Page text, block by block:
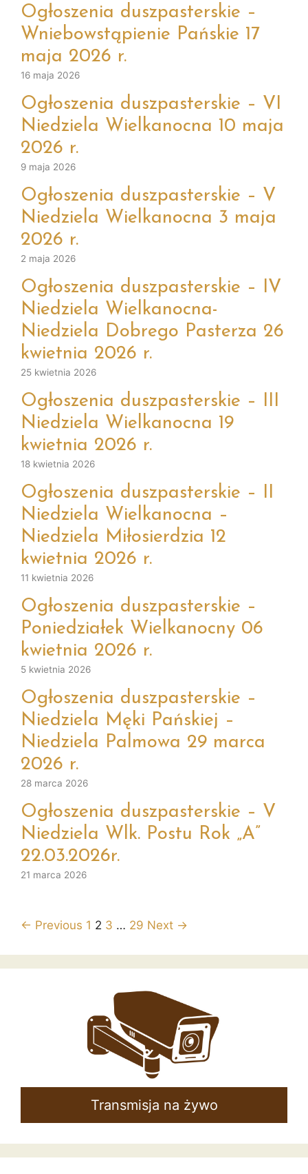
Ogłoszenia duszpasterskie –
Wniebowstąpienie Pańskie 17
maja 2026 r.
16 maja 2026
Ogłoszenia duszpasterskie – VI
Niedziela Wielkanocna 10 maja
2026 r.
9 maja 2026
Ogłoszenia duszpasterskie – V
Niedziela Wielkanocna 3 maja
2026 r.
2 maja 2026
Ogłoszenia duszpasterskie – IV
Niedziela Wielkanocna-
Niedziela Dobrego Pasterza 26
kwietnia 2026 r.
25 kwietnia 2026
Ogłoszenia duszpasterskie – III
Niedziela Wielkanocna 19
kwietnia 2026 r.
18 kwietnia 2026
Ogłoszenia duszpasterskie – II
Niedziela Wielkanocna –
Niedziela Miłosierdzia 12
kwietnia 2026 r.
11 kwietnia 2026
Ogłoszenia duszpasterskie –
Poniedziałek Wielkanocny 06
kwietnia 2026 r.
5 kwietnia 2026
Ogłoszenia duszpasterskie –
Niedziela Męki Pańskiej –
Niedziela Palmowa 29 marca
2026 r.
28 marca 2026
Ogłoszenia duszpasterskie – V
Niedziela Wlk. Postu Rok „A”
22.03.2026r.
21 marca 2026
← Previous 1 2 3 … 29 Next →
Transmisja na żywo